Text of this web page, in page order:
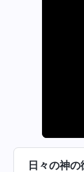
日々の神